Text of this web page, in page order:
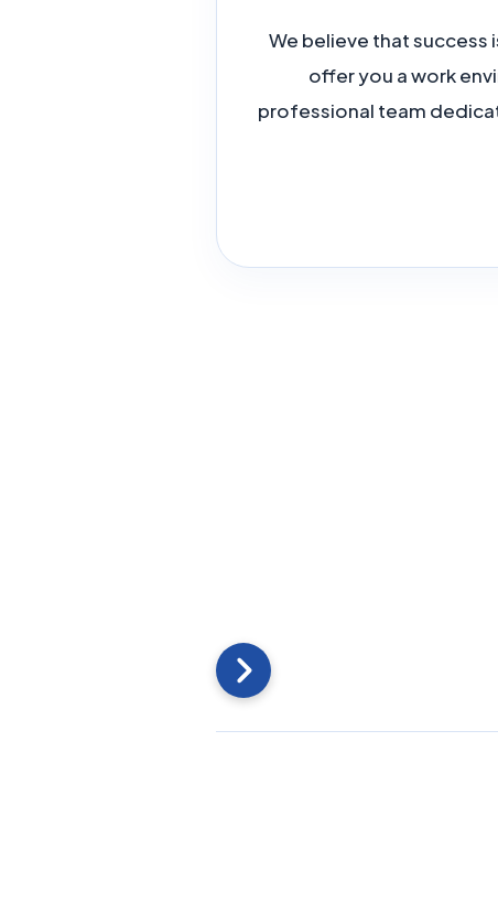
We believe that success
offer you a work
professional team